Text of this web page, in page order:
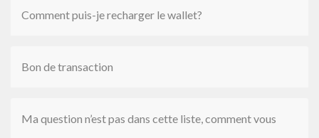
Comment puis-je recharger le wallet?
Bon de transaction
Ma question n’est pas dans cette liste, comment vous